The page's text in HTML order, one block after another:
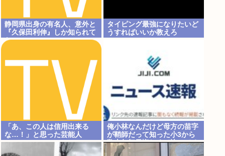
静岡県出身の有名人、意外と
『久保田利伸』しか知られて
ない
タイピング最強になりたいど
うすればいいか教えろ
「あ、この人は信用出来る
な…！」と思った芸能人
www
俺小林なんだけど母方の苗字
が鞘師だって知った小3から
数十年毎日悔しくて泣いてる